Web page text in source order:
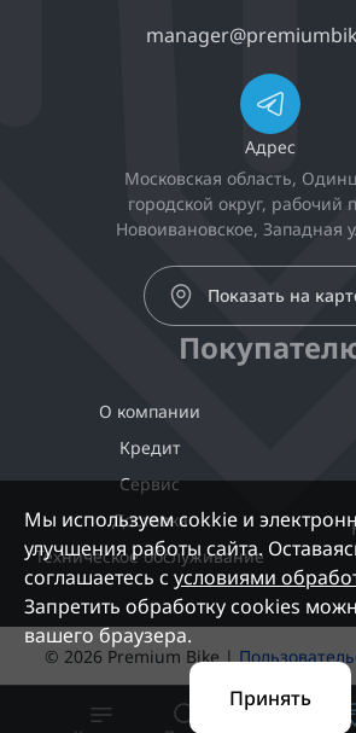
Адрес
Московская область,
городской округ, рабочий
Новоивановское, Западная
Показать на
О компании
Кредит
Сервис
Доставка
Техническое обслуживание
© 2026 Premium Bike |
Мы используем cokkie и
улучшения работы сайта.
соглашаетесь с условиями
Запретить обработку cookies
вашего браузера.
Принять